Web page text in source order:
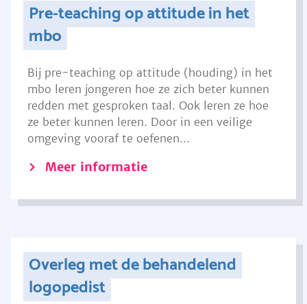
Pre-teaching op attitude in het
mbo
Bij pre-teaching op attitude (houding) in het
mbo leren jongeren hoe ze zich beter kunnen
redden met gesproken taal. Ook leren ze hoe
ze beter kunnen leren. Door in een veilige
omgeving vooraf te oefenen...
Meer informatie
Overleg met de behandelend
logopedist